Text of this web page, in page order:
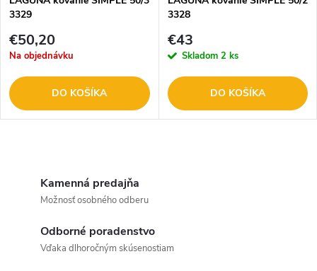
3329
€50,20
Na objednávku
DO KOŠÍKA
3328
€43
Skladom 2 ks
DO KOŠÍKA
Kamenná predajňa
Možnosť osobného odberu
Odborné poradenstvo
Vďaka dlhoročným skúsenostiam